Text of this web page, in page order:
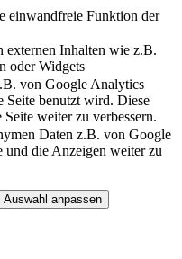
einwandfreie Funktion der
externen Inhalten wie z.B.
oder Widgets
von Google Analytics
Seite benutzt wird. Diese
weiter zu verbessern.
Daten z.B. von Google
und die Anzeigen weiter zu
Auswahl anpassen